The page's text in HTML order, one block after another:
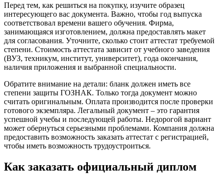
Перед тем, как решиться на покупку, изучите образец
интересующего вас документа. Важно, чтобы год выпуска
соответствовал времени вашего обучения. Фирма,
занимающаяся изготовлением, должна предоставлять макет
для согласования. Уточните, сколько стоит аттестат требуемой
степени. Стоимость аттестата зависит от учебного заведения
(ВУЗ, техникум, институт, университет), года окончания,
наличия приложения и выбранной специальности.
Обратите внимание на детали: бланк должен иметь все
степени защиты ГОЗНАК. Только тогда документ можно
считать оригинальным. Оплата производится после проверки
готового экземпляра. Легальный документ – это гарантия
успешной учебы и последующей работы. Недорогой вариант
может обернуться серьезными проблемами. Компания должна
предоставить возможность заказать аттестат с регистрацией,
чтобы иметь возможность трудоустроиться.
Как заказать официальный диплом